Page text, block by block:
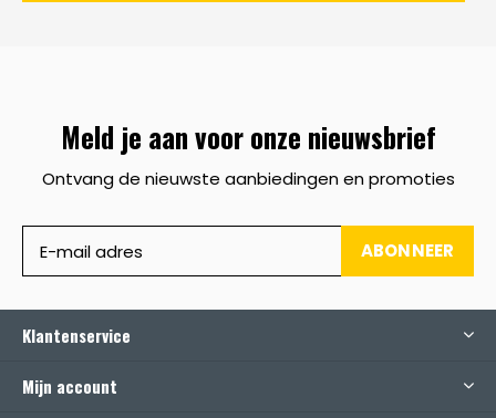
Meld je aan voor onze nieuwsbrief
Ontvang de nieuwste aanbiedingen en promoties
ABONNEER
Klantenservice
Mijn account